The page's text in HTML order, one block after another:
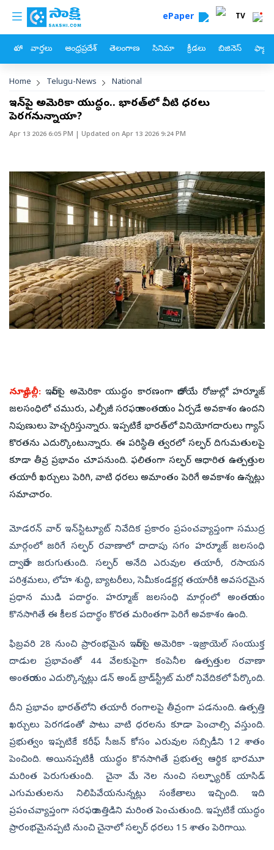
Skip to main content
custom menu ePaper TV
హోం వార్తలు ఆంధ్రప్రదేశ్ తెలంగాణ సినిమా క్రీడలు బిజినెస్
Breadcrumb
Home Telugu-News National
ఇరాన్‌పై అమెరికా యుద్ధం.. భారత్‌లో వీటి ధరలు
పెరగనున్నాయా?
Apr 13 2026 6:05 PM | Updated on Apr 13 2026 9:24 PM
న్యూఢిల్లీ: ఇరాన్‌పై అమెరికా యుద్ధం కారణంగా రాబోయే రోజుల్లో హర్మూజ్‌
జలసంధిలో చమురు, ఎల్పీజీ సరఫరా అంతరాయం ఏర్పడే అవకాశం ఉందని
నిపుణులు హెచ్చరిస్తున్నారు. ఇప్పటికే భారత్‌లో వినియోగదారులు గ్యాస్‌
కొరతను ఎదుర్కొంటున్నారు. ఈ పరిస్థితి త్వరలో సల్ఫర్ దిగుమతులపై
కూడా తీవ్ర ప్రభావం చూపనుంది. ఫలితంగా సల్ఫర్ ఆధారిత ఉత్పత్తుల
తయారీ ఖర్చులు పెరిగి, వాటి ధరలు అమాంతం పెరిగే అవకాశం ఉన్నట్లు
సమాచారం.
మోడరన్ వార్ ఇన్‌స్టిట్యూట్ నివేదిక ప్రకారం ప్రపంచవ్యాప్తంగా సముద్ర
మార్గంలో జరిగే సల్ఫర్ రవాణాలో దాదాపు సగం హర్మూజ్‌ జలసంధి
ద్వారానే జరుగుతుంది. సల్ఫర్ అనేది ఎరువుల తయారీ, రసాయన
పరిశ్రమలు, లోహ శుద్ధి, బ్యాటరీలు, సెమీకండక్టర్ల తయారీకి అవసరమైన
ప్రధాన ముడి పదార్థం. హర్మూజ్‌ జలసంధి మార్గంలో అంతరాయం
కొనసాగితే ఈ కీలక పదార్థం కొరత మరింతగా పెరిగే అవకాశం ఉంది.
ఫిబ్రవరి 28 నుంచి ప్రారంభమైన ఇరాన్‌పై అమెరికా -ఇజ్రాయెల్‌ సంయుక్త
దాడుల ప్రభావంతో 44 వేలకుపైగా కంపెనీల ఉత్పత్తుల రవాణా
అంతరాయం ఎదుర్కొన్నట్లు డన్‌ అండ్‌ బ్రాడ్‌స్ట్రీట్ మరో నివేదికలో పేర్కొంది.
దీని ప్రభావం భారత్‌లోని తయారీ రంగాలపై తీవ్రంగా పడనుంది. ఉత్పత్తి
ఖర్చులు పెరగడంతో పాటు వాటి ధరలను కూడా పెంచాల్సి వస్తుంది.
ప్రభుత్వం ఇప్పటికే కరీఫ్ సీజన్ కోసం ఎరువుల సబ్సిడీని 12 శాతం
పెంచింది. అయినప్పటికీ యుద్ధం కొనసాగితే ప్రభుత్వ ఆర్థిక భారమూ
మరింత పెరుగుతుంది. చైనా మే నెల నుంచి సల్ఫ్యూరిక్ యాసిడ్
ఎగుమతులను నిలిపివేయనున్నట్లు సంకేతాలు ఇచ్చింది. ఇది
ప్రపంచవ్యాప్తంగా సరఫరా ఒత్తిడిని మరింత పెంచుతుంది. ఇప్పటికే యుద్ధం
ప్రారంభమైనప్పటి నుంచి చైనాలో సల్ఫర్ ధరలు 15 శాతం పెరిగాయి.